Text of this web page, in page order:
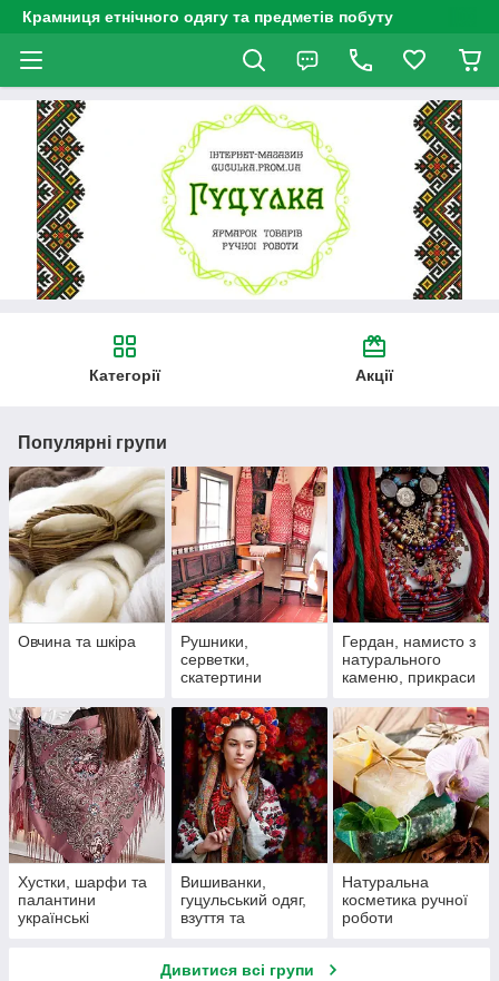
Крамниця етнічного одягу та предметів побуту
Категорії Акції
Популярні групи
Овчина та шкіра
Рушники,
серветки,
скатертини
Гердан, намисто з
натурального
каменю, прикраси
Хустки, шарфи та
палантини
українські
Вишиванки,
гуцульський одяг,
взуття та
Натуральна
косметика ручної
роботи
Дивитися всі групи